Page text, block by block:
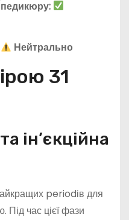
Нейтрально
31
ін’єкційна
periodів для
Під час цієї фази